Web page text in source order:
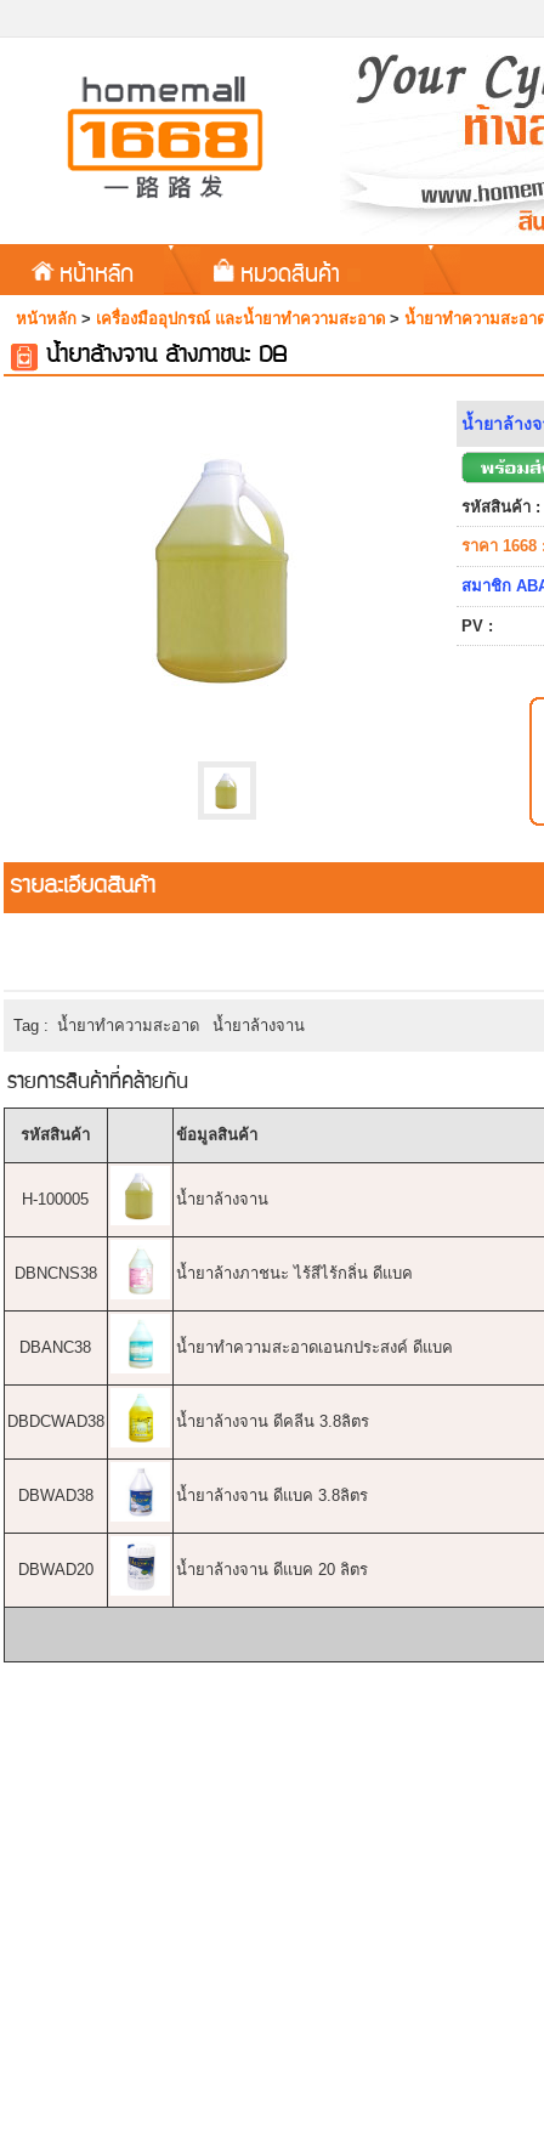
หน้าหลัก หมวดสินค้า
หน้าหลัก > เครื่องมืออุปกรณ์ และน้ำยาทำความสะอาด > น้ำยาทำความสะอา
น้ำยาล้างจาน ล้างภาชนะ DB
น้ำยาล้าง
รหัสสินค้า :
ราคา 1668
สมาชิก
PV :
รายละเอียดสินค้า
Tag : น้ำยาทำความสะอาด น้ำยาล้างจาน
รายการสินค้าที่คล้ายกัน
รหัสสินค้า ข้อมูลสินค้า
H-100005 น้ำยาล้างจาน
DBNCNS38 น้ำยาล้างภาชนะ ไร้สีไร้กลิ่น ดีแบค
DBANC38 น้ำยาทำความสะอาดเอนกประสงค์ ดีแบค
DBDCWAD38 น้ำยาล้างจาน ดีคลีน 3.8ลิตร
DBWAD38 น้ำยาล้างจาน ดีแบค 3.8ลิตร
DBWAD20 น้ำยาล้างจาน ดีแบค 20 ลิตร